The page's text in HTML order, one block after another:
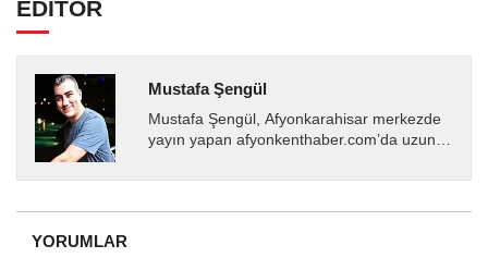
EDİTÖR
Mustafa Şengül
Mustafa Şengül, Afyonkarahisar merkezde
yayın yapan afyonkenthaber.com’da uzun
almakta, haber akışı...
YORUMLAR